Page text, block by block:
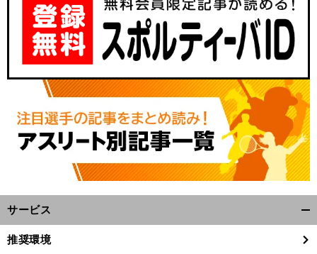
サービス
閉
推奨環境